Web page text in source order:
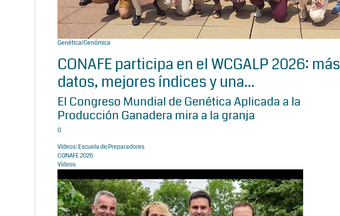
Genética/Genómica
CONAFE participa en el WCGALP 2026: más
datos, mejores índices y una...
El Congreso Mundial de Genética Aplicada a la
Producción Ganadera mira a la granja
0
Vídeos: Escuela de Preparadores
CONAFE 2026
Vídeos